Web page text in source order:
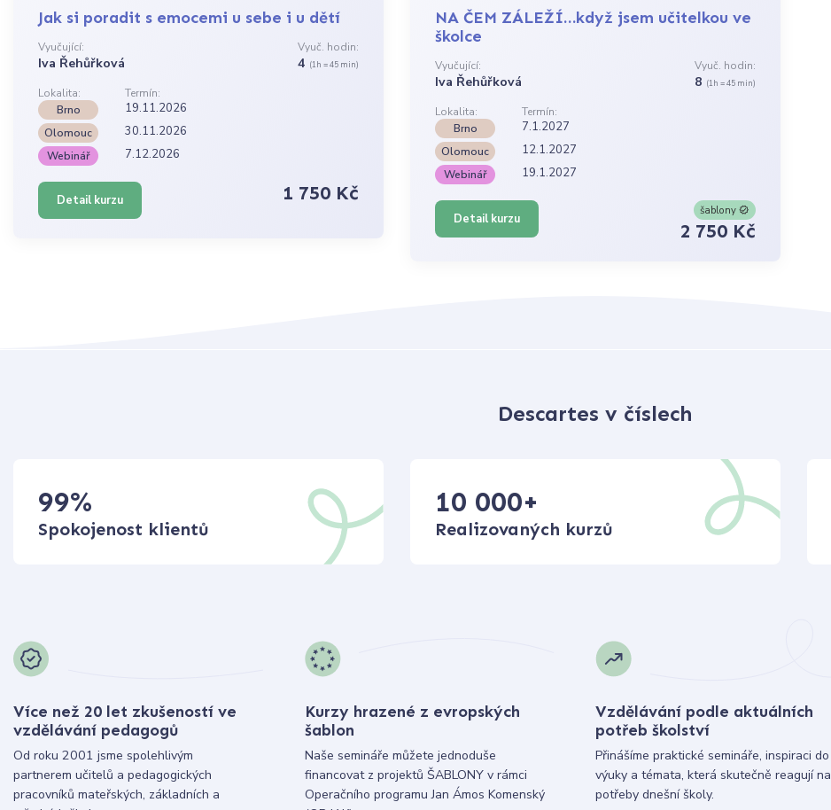
Jak si poradit s emocemi u sebe i u dětí
Vyučující:
Iva Řehůřková
Vyuč. hodin:
4 (1h = 45 min)
Lokalita:
Termín:
Brno
19.11.2026
Olomouc 30.11.2026
Webinář 7.12.2026
Detail kurzu 1 750 Kč
NA ČEM ZÁLEŽÍ…když jsem učitelkou ve
školce
Vyučující:
Iva Řehůřková
Vyuč. hodin:
8 (1h = 45 min)
Lokalita:
Termín:
Brno
7.1.2027
Olomouc 12.1.2027
Webinář 19.1.2027
Detail kurzu
šablony
2 750 Kč
Descartes v číslech
99%
Spokojenost klientů
10 000+
Realizovaných kurzů
Více než 20 let zkušeností ve
vzdělávání pedagogů
Od roku 2001 jsme spolehlivým
partnerem učitelů a pedagogických
pracovníků mateřských, základních a
Kurzy hrazené z evropských
šablon
Naše semináře můžete jednoduše
financovat z projektů ŠABLONY v rámci
Operačního programu Jan Ámos Komenský
Vzdělávání podle aktuálních
potřeb školství
Přinášíme praktické semináře, inspiraci do
výuky a témata, která skutečně reagují na
potřeby dnešní školy.